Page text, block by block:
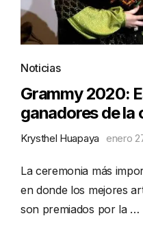
Noticias
Grammy 2020:
ganadores de la
Krysthel Huapaya enero
La ceremonia más
en donde los mejores
son premiados por la …